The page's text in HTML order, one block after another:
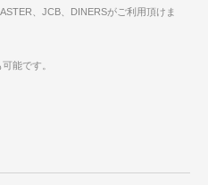
、JCB、DINERSがご利用頂けま
能です。